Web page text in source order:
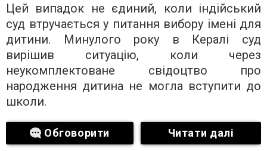
Цей випадок не єдиний, коли індійський
суд втручається у питання вибору імені для
дитини. Минулого року в Кералі суд
вирішив ситуацію, коли через
неукомплектоване свідоцтво про
народження дитина не могла вступити до
школи.
Обговорити Читати далі